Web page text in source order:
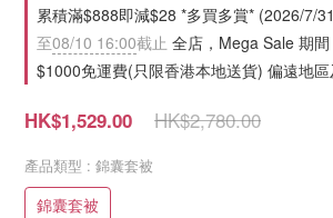
累積滿$888即減$28 *多買多賞* (2026/7/
至08/10 16:00截止 全店，Mega Sale 期
$1000免運費(只限香港本地送貨) 偏遠地
HK$2,780.00
HK$1,529.00
產品類型 : 錦囊套被
錦囊套被